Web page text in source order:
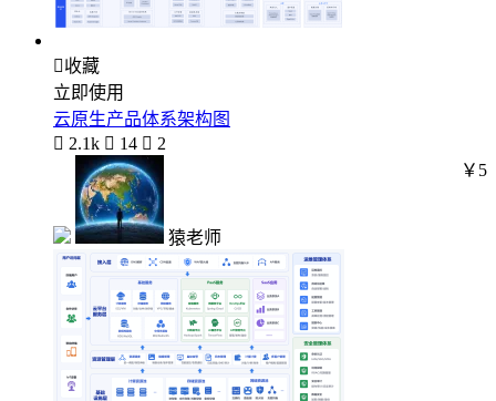
收藏
立即使用
云原生产品体系架构图
 2.1k  14  2
猿老师
￥5